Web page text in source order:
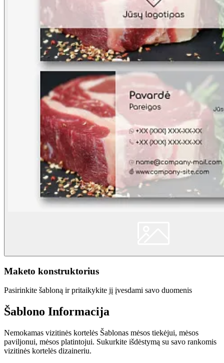
Maketo konstruktorius
Pasirinkite šabloną ir pritaikykite jį įvesdami savo duomenis
Šablono Informacija
Nemokamas vizitinės kortelės Šablonas mėsos tiekėjui, mėsos
paviljonui, mėsos platintojui. Sukurkite išdėstymą su savo rankomis
vizitinės kortelės dizaineriu.